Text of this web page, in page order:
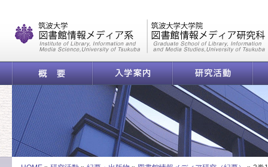
概要 入学案内 研究活動